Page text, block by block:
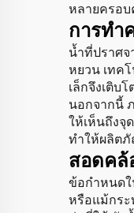
หลายครอ
การทำ
น้ำที่ปราศจ
หยวน เทค
เล็กจึงเติบ
นอกจากนี้
ให้เห็นถึงจุ
ทำให้ผลิตภั
สอดคล้
ข้อกำหนดใ
หรือแม้กร